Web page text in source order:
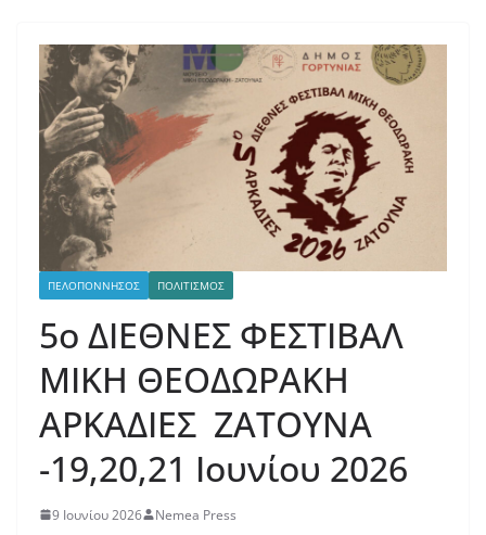
ΠΕΛΟΠΟΝΝΗΣΟΣ ΠΟΛΙΤΙΣΜΟΣ
5ο ΔΙΕΘΝΕΣ ΦΕΣΤΙΒΑΛ
ΜΙΚΗ ΘΕΟΔΩΡΑΚΗ
ΑΡΚΑΔΙΕΣ ΖΑΤΟΥΝΑ
-19,20,21 Ιουνίου 2026
9 Ιουνίου 2026 Nemea Press